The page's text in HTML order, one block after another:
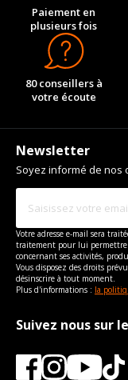
Paiement en
plusieurs fois
80 conseillers à
votre écoute
Newsletter
Soyez informé de nos
Votre adresse e-mail sera
traitement pour lui permettre
concernant ses activités,
Vous disposez des droits
désinscrire à tout moment.
Plus d'informations : la
Suivez nous sur